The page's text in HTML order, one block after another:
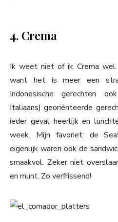
4. Crema
Ik weet niet of ik Crema wel
want het is meer een
Indonesische gerechten
Italiaans) georiënteerde
ieder geval heerlijk en
week. Mijn favoriet: de
eigenlijk waren ook de
smaakvol. Zeker niet
en munt. Zo verfrissend!